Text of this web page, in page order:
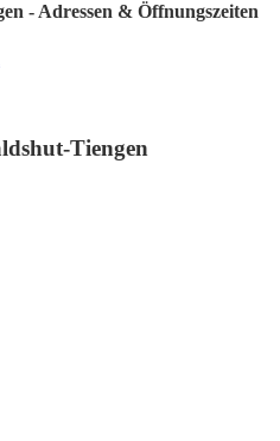
- Adressen & Öffnungszeiten
Tiengen